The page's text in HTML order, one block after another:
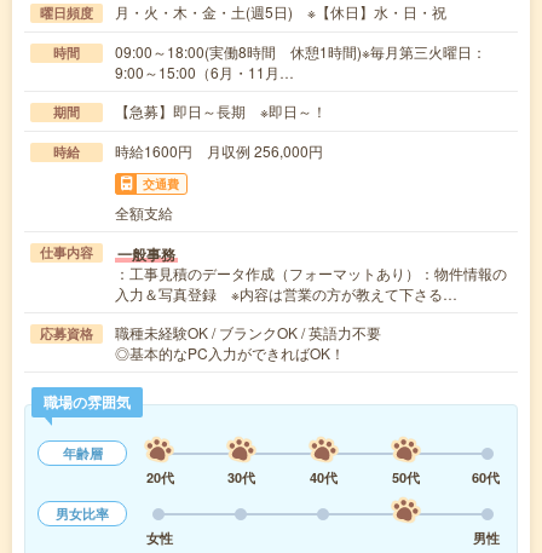
曜日頻度 月・火・木・金・土(週5日) ※【休日】水・日・祝
時間
09:00～18:00(実働8時間 休憩1時間)※毎月第三火曜日：
9:00～15:00（6月・11月…
期間 【急募】即日～長期 ※即日～！
時給 時給1600円 月収例 256,000円
交通費
全額支給
仕事内容 一般事務
：工事見積のデータ作成（フォーマットあり）：物件情報の
入力＆写真登録 ※内容は営業の方が教えて下さる…
応募資格
職種未経験OK / ブランクOK / 英語力不要
◎基本的なPC入力ができればOK！
職場の雰囲気
年齢層
20代
30代 40代 50代
60代
男女比率
女性
男性